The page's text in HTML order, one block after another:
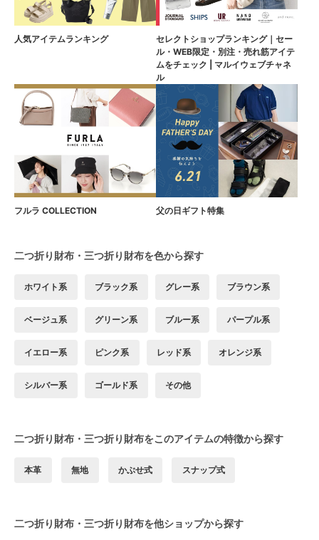
人気アイテムランキング
セレクトショップランキング｜セー
ル・WEB限定・別注・売れ筋アイテ
ムをチェック | マルイウェブチャネ
ル
フルラ COLLECTION 父の日ギフト特集
二つ折り財布・三つ折り財布を色から探す
ホワイト系 ブラック系 グレー系 ブラウン系
ベージュ系 グリーン系 ブルー系 パープル系
イエロー系 ピンク系 レッド系 オレンジ系
シルバー系 ゴールド系 その他
二つ折り財布・三つ折り財布をこのアイテムの特徴から探す
本革 無地 かぶせ式 スナップ式
二つ折り財布・三つ折り財布を他ショップから探す